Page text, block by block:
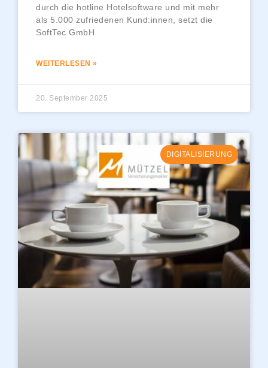
durch die hotline Hotelsoftware und mit mehr
als 5.000 zufriedenen Kund:innen, setzt die
SoftTec GmbH
WEITERLESEN »
20. September 2025
DIGITALISIERUNG